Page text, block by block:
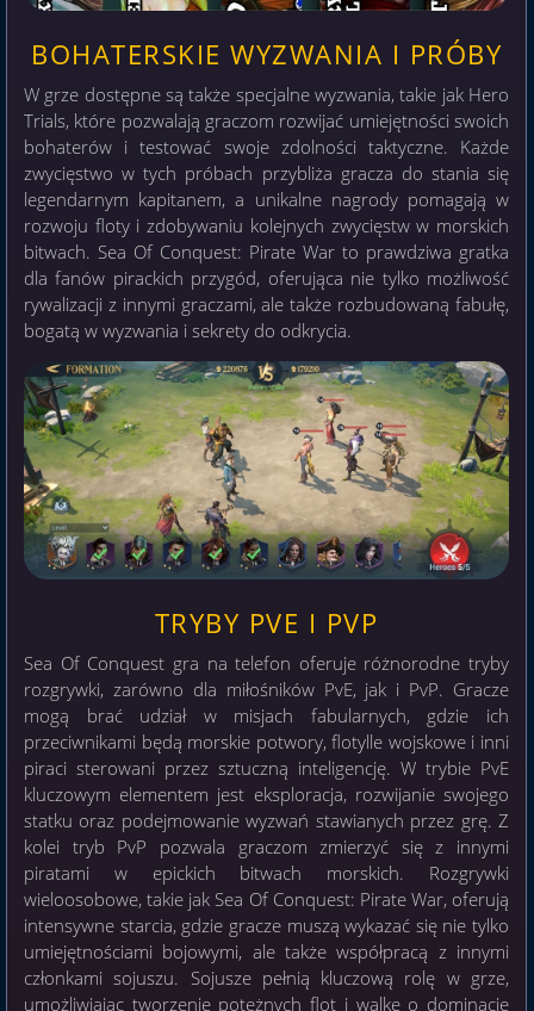
BOHATERSKIE WYZWANIA I PRÓBY
W grze dostępne są także specjalne wyzwania, takie jak Hero
Trials, które pozwalają graczom rozwijać umiejętności swoich
bohaterów i testować swoje zdolności taktyczne. Każde
zwycięstwo w tych próbach przybliża gracza do stania się
legendarnym kapitanem, a unikalne nagrody pomagają w
rozwoju floty i zdobywaniu kolejnych zwycięstw w morskich
bitwach. Sea Of Conquest: Pirate War to prawdziwa gratka
dla fanów pirackich przygód, oferująca nie tylko możliwość
rywalizacji z innymi graczami, ale także rozbudowaną fabułę,
bogatą w wyzwania i sekrety do odkrycia.
TRYBY PVE I PVP
Sea Of Conquest gra na telefon oferuje różnorodne tryby
rozgrywki, zarówno dla miłośników PvE, jak i PvP. Gracze
mogą brać udział w misjach fabularnych, gdzie ich
przeciwnikami będą morskie potwory, flotylle wojskowe i inni
piraci sterowani przez sztuczną inteligencję. W trybie PvE
kluczowym elementem jest eksploracja, rozwijanie swojego
statku oraz podejmowanie wyzwań stawianych przez grę. Z
kolei tryb PvP pozwala graczom zmierzyć się z innymi
piratami w epickich bitwach morskich. Rozgrywki
wieloosobowe, takie jak Sea Of Conquest: Pirate War, oferują
intensywne starcia, gdzie gracze muszą wykazać się nie tylko
umiejętnościami bojowymi, ale także współpracą z innymi
członkami sojuszu. Sojusze pełnią kluczową rolę w grze,
umożliwiając tworzenie potężnych flot i walkę o dominację